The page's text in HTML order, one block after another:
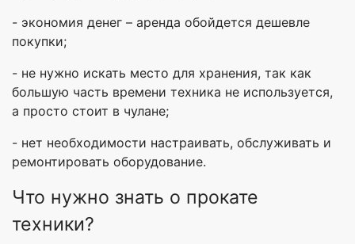
- экономия денег – аренда обойдется дешевле
покупки;
- не нужно искать место для хранения, так как
большую часть времени техника не используется,
а просто стоит в чулане;
- нет необходимости настраивать, обслуживать и
ремонтировать оборудование.
Что нужно знать о прокате
техники?